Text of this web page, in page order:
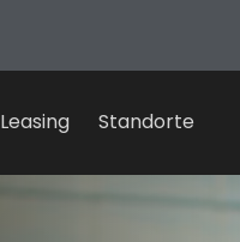
Leasing Standorte